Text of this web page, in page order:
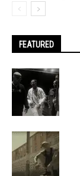
FEATURED